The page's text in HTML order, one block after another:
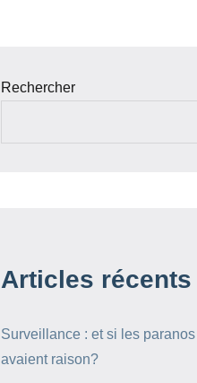
Rechercher
Articles récents
Surveillance : et si les paranos
avaient raison?